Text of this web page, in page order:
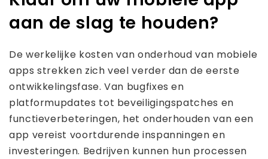
aan de slag te houden?
De werkelijke kosten van onderhoud van mobiele
apps strekken zich veel verder dan de eerste
ontwikkelingsfase. Van bugfixes en
platformupdates tot beveiligingspatches en
functieverbeteringen, het onderhouden van een
app vereist voortdurende inspanningen en
investeringen. Bedrijven kunnen hun processen